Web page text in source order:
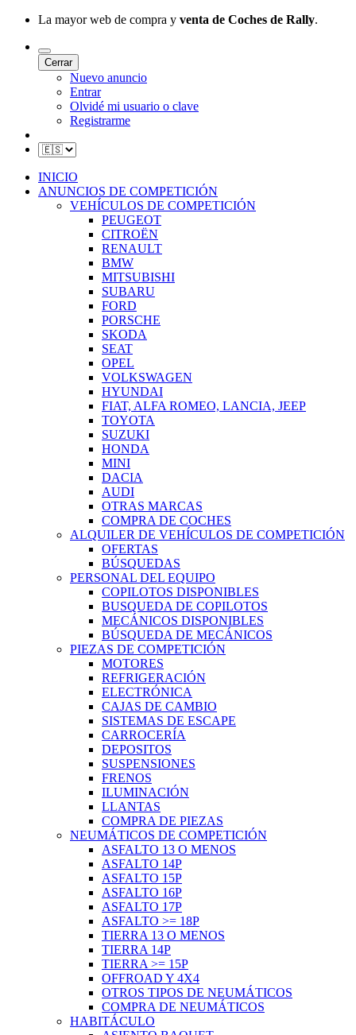
La mayor web de compra y venta de Coches de Rally.
Cerrar
Nuevo anuncio
Entrar
Olvidé mi usuario o clave
Registrarme
INICIO
ANUNCIOS DE COMPETICIÓN
VEHÍCULOS DE COMPETICIÓN
PEUGEOT
CITROËN
RENAULT
BMW
MITSUBISHI
SUBARU
FORD
PORSCHE
SKODA
SEAT
OPEL
VOLKSWAGEN
HYUNDAI
FIAT, ALFA ROMEO, LANCIA, JEEP
TOYOTA
SUZUKI
HONDA
MINI
DACIA
AUDI
OTRAS MARCAS
COMPRA DE COCHES
ALQUILER DE VEHÍCULOS DE COMPETICIÓN
OFERTAS
BÚSQUEDAS
PERSONAL DEL EQUIPO
COPILOTOS DISPONIBLES
BUSQUEDA DE COPILOTOS
MECÁNICOS DISPONIBLES
BÚSQUEDA DE MECÁNICOS
PIEZAS DE COMPETICIÓN
MOTORES
REFRIGERACIÓN
ELECTRÓNICA
CAJAS DE CAMBIO
SISTEMAS DE ESCAPE
CARROCERÍA
DEPOSITOS
SUSPENSIONES
FRENOS
ILUMINACIÓN
LLANTAS
COMPRA DE PIEZAS
NEUMÁTICOS DE COMPETICIÓN
ASFALTO 13 O MENOS
ASFALTO 14P
ASFALTO 15P
ASFALTO 16P
ASFALTO 17P
ASFALTO >= 18P
TIERRA 13 O MENOS
TIERRA 14P
TIERRA >= 15P
OFFROAD Y 4X4
OTROS TIPOS DE NEUMÁTICOS
COMPRA DE NEUMÁTICOS
HABITÁCULO